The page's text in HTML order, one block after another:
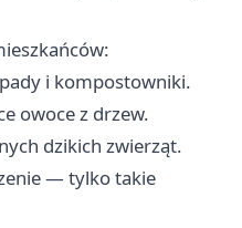
i kompostowniki.
owoce z drzew.
dzikich zwierząt.
— tylko takie